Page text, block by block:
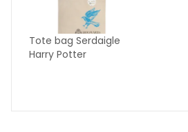
Tote bag Serdaigle
Harry Potter